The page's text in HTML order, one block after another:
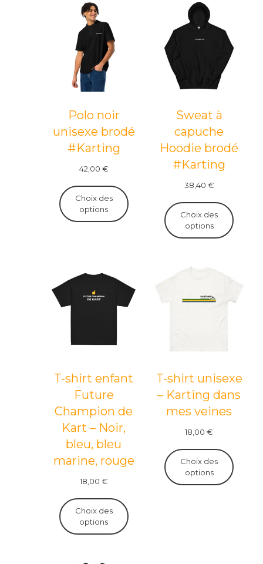
Polo noir
unisexe brodé
#Karting
42,00 €
Choix des
options
Sweat à
capuche
Hoodie brodé
#Karting
38,40 €
Choix des
options
T-shirt enfant
Future
Champion de
Kart – Noir,
bleu, bleu
marine, rouge
18,00 €
Choix des
options
T-shirt unisexe
– Karting dans
mes veines
18,00€
Choix des
options